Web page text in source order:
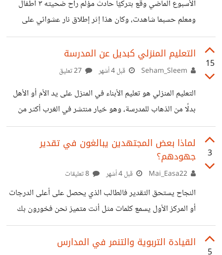
سيحميني من الفشل، بينما كانت في الحقيقة مجرد وسيلة
الأسبوع الماضي وقع بتركيٌا حادث مؤلم راح ضحيته ٣ أطفال
ومعلم حسبما شاهدت، وكان هذا إثر إطلاق نار عشوائي على
مدرسة إعدادية أثناء وقت الدوام. ويقال إن من أطلق النار هو
طالب لديه مشكلة ما نفسية، ولوحظ صدور تصرفات غريبة منه
قبل الحادث. بغض النظر عن التفاصيل ومدى صحتها، فالنقاش
الصحية والنفسية،.. لأن الأمر قد يتسبب في كوارث كما رأينا.
سيقول البعض إن دمج الطلاب في بيئة تعليمية واحدة هو
15
التعليم المنزلي كبديل عن المدرسة
قبل 4 أشهر
التعليم المنزلي هو تعليم الأبناء في المنزل على يد الأم أو الأهل
بدلًا من الذهاب للمدرسة، وهو خيار منتشر في الغرب أكثر من
الشرق بالرغم من وجود إمكانية الدراسة بالمنزل في عدد من
الدول العربية كمصر، لكن مع ذلك يفضل الأهل في العادة إرسال
الأطفال والأبناء للمدارس، وليس فقط من أجل التعليم ولكن كي
يعيش الأبناء التجربة كاملة من تعليم وتفاعل مع باقي الطلاب
والمعلمين وتكوين صداقات وعمل علاقات اجتماعية وما إلى
ذلك. لكن أظن أنه يمكننا أن نبدأ بالتفكير
3
لماذا بعض المجتهدين يبالغون في تقدير
جهودهم؟
قبل 4 أشهر
النجاح يستحق التقدير فالطالب الذي يحصل على أعلى الدرجات
أو المركز الأول يسمع كلمات مثل أنت متميز نحن فخورون بك
وهذا طبيعي وعادل لأنه يعكس نتيجة حقيقية بعد مجهود واضح
وذكي. لكن بعض الطلاب المجتهدين يبالغون في تقدير جهودهم
القيادة التربوية والتنمر في المدارس